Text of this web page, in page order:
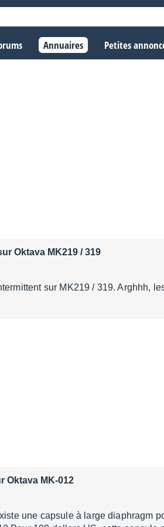
Annuaires Petites
Oktava MK219 / 319
sur MK219 / 319. Arghhh,
Oktava MK-012
une capsule à large diaphragm